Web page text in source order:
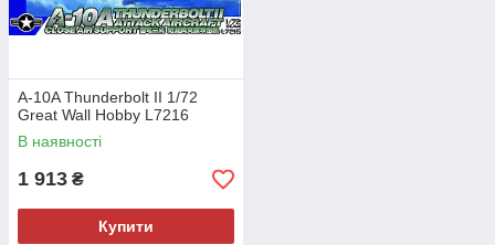
A-10A Thunderbolt II 1/72
Great Wall Hobby L7216
В наявності
1 913 ₴
Купити